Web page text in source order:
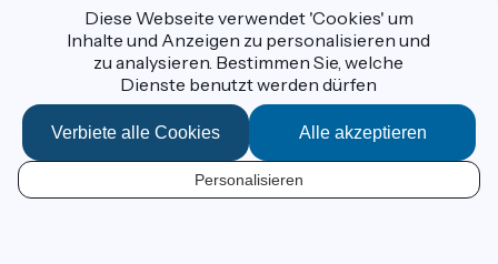
DE
Mehr erfahren
Gefördert im Rahmen von Destination France
Données personnelles
Espace Presse
Diese Webseite verwendet 'Cookies' um
Inhalte und Anzeigen zu personalisieren und
zu analysieren. Bestimmen Sie, welche
Dienste benutzt werden dürfen
Alle akzeptieren
Verbiete alle Cookies
Personalisieren